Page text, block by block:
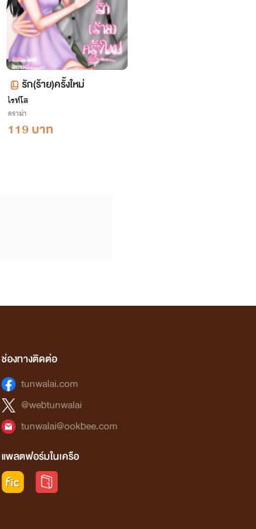
รัก(ร้าย)ครั้งใหม่
ไรท์โส
ดราม่า
119 บาท
ช่องทางติดต่อ
tunwalai.com
@webtunwalai
tunwalai@ookbee.com
แพลตฟอร์มในเครือ